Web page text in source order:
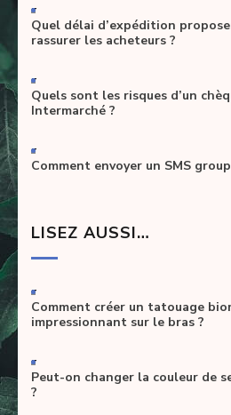
-
Quel délai d’expédition
rassurer les acheteurs ?
-
Quels sont les risques d’un
Intermarché ?
-
Comment envoyer un SMS
LISEZ AUSSI…
-
Comment créer un tatouage
impressionnant sur le bras ?
-
Peut-on changer la couleur de
?